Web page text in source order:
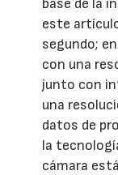
este
segundo;
con una
junto con
una
datos de
la
cámara